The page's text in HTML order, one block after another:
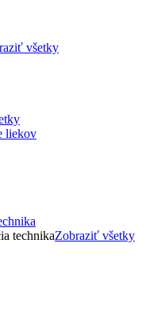
všetky
technikaZobraziť všetky